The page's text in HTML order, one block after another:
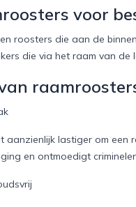
voor
roosters die aan de
die via het raam van
aanzienlijk lastiger om
en ontmoedigt